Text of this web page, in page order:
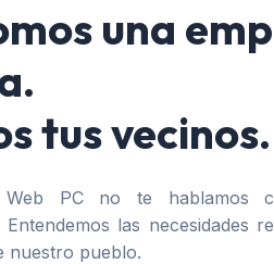
una
tus vecinos.
Web PC no te hablamos
Entendemos las necesidades
nuestro pueblo.